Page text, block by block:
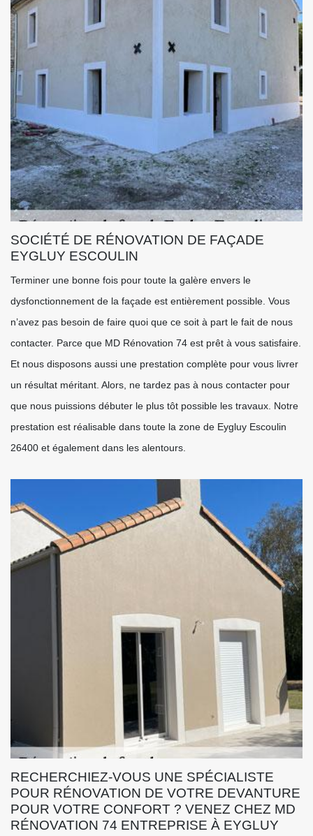
SOCIÉTÉ DE RÉNOVATION DE FAÇADE
EYGLUY ESCOULIN
Terminer une bonne fois pour toute la galère envers le
dysfonctionnement de la façade est entièrement possible. Vous
n’avez pas besoin de faire quoi que ce soit à part le fait de nous
contacter. Parce que MD Rénovation 74 est prêt à vous satisfaire.
Et nous disposons aussi une prestation complète pour vous livrer
un résultat méritant. Alors, ne tardez pas à nous contacter pour
que nous puissions débuter le plus tôt possible les travaux. Notre
prestation est réalisable dans toute la zone de Eygluy Escoulin
26400 et également dans les alentours.
RECHERCHIEZ-VOUS UNE SPÉCIALISTE
POUR RÉNOVATION DE VOTRE DEVANTURE
POUR VOTRE CONFORT ? VENEZ CHEZ MD
RÉNOVATION 74 ENTREPRISE À EYGLUY